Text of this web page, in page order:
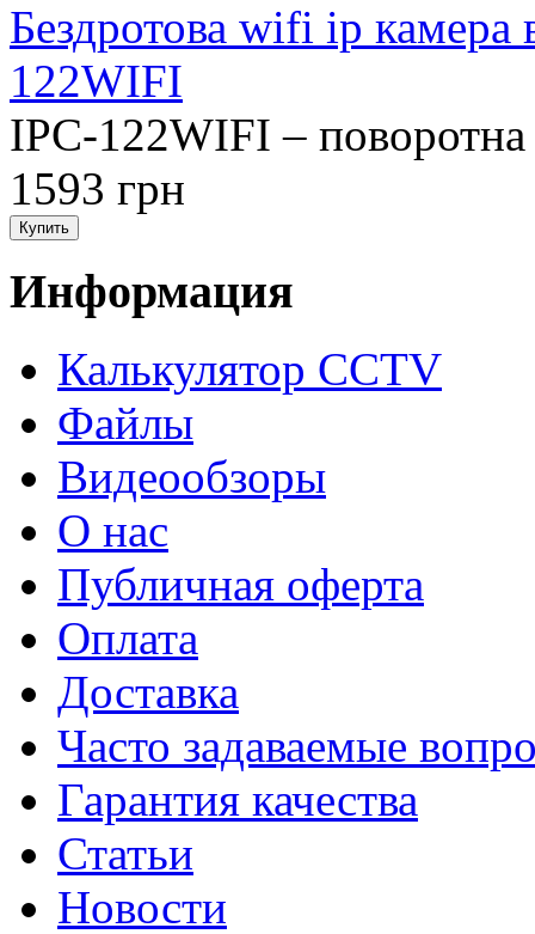
Бездротова wifi ip камера
122WIFI
IPC-122WIFI –
1593 грн
Информация
Калькулятор CCTV
Файлы
Видеообзоры
О нас
Публичная оферта
Оплата
Доставка
Часто задаваемые
Гарантия качества
Статьи
Новости